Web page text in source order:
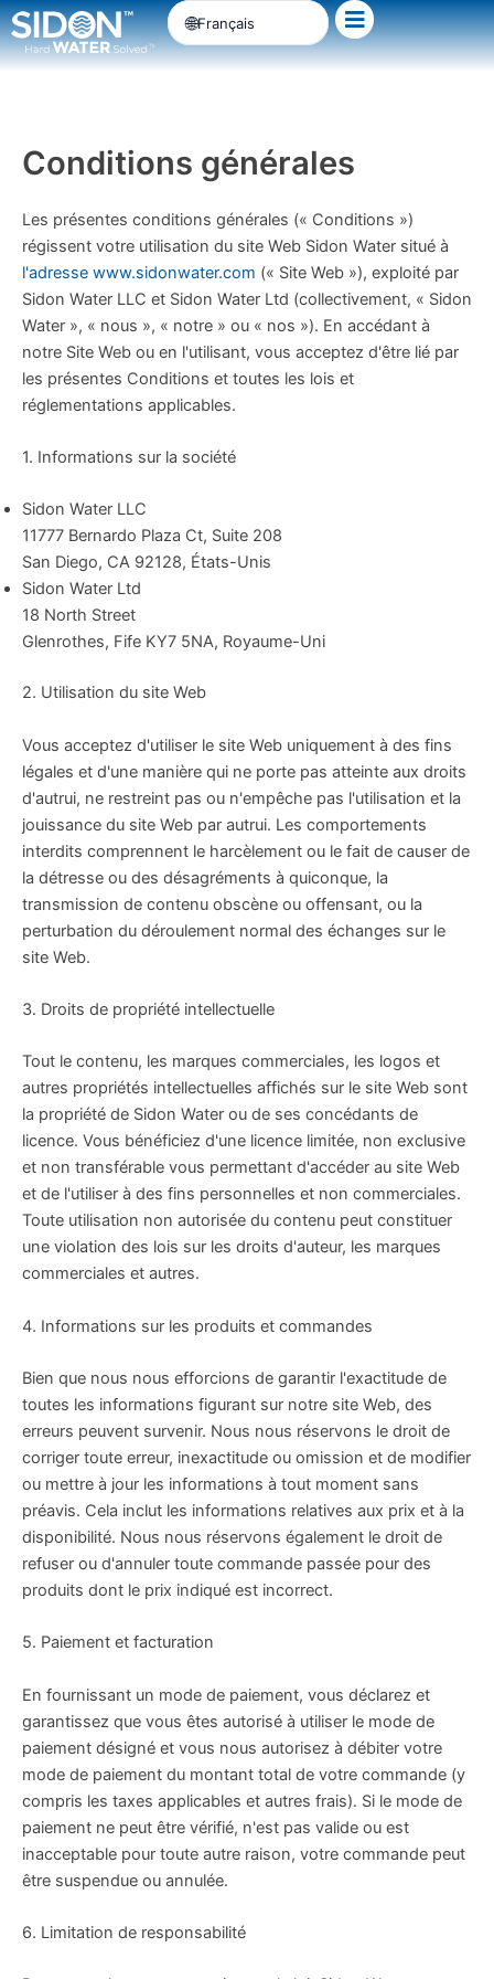
Passer
au
contenu
Français
Conditions générales
Les présentes conditions générales (« Conditions »)
régissent votre utilisation du site Web Sidon Water situé à
l'adresse www.sidonwater.com (« Site Web »), exploité par
Sidon Water LLC et Sidon Water Ltd (collectivement, « Sidon
Water », « nous », « notre » ou « nos »). En accédant à
notre Site Web ou en l'utilisant, vous acceptez d'être lié par
les présentes Conditions et toutes les lois et
réglementations applicables.
1. Informations sur la société
Sidon Water LLC
11777 Bernardo Plaza Ct, Suite 208
San Diego, CA 92128, États-Unis
Sidon Water Ltd
18 North Street
Glenrothes, Fife KY7 5NA, Royaume-Uni
2. Utilisation du site Web
Vous acceptez d'utiliser le site Web uniquement à des fins
légales et d'une manière qui ne porte pas atteinte aux droits
d'autrui, ne restreint pas ou n'empêche pas l'utilisation et la
jouissance du site Web par autrui. Les comportements
interdits comprennent le harcèlement ou le fait de causer de
la détresse ou des désagréments à quiconque, la
transmission de contenu obscène ou offensant, ou la
perturbation du déroulement normal des échanges sur le
site Web.
3. Droits de propriété intellectuelle
Tout le contenu, les marques commerciales, les logos et
autres propriétés intellectuelles affichés sur le site Web sont
la propriété de Sidon Water ou de ses concédants de
licence. Vous bénéficiez d'une licence limitée, non exclusive
et non transférable vous permettant d'accéder au site Web
et de l'utiliser à des fins personnelles et non commerciales.
Toute utilisation non autorisée du contenu peut constituer
une violation des lois sur les droits d'auteur, les marques
commerciales et autres.
4. Informations sur les produits et commandes
Bien que nous nous efforcions de garantir l'exactitude de
toutes les informations figurant sur notre site Web, des
erreurs peuvent survenir. Nous nous réservons le droit de
corriger toute erreur, inexactitude ou omission et de modifier
ou mettre à jour les informations à tout moment sans
préavis. Cela inclut les informations relatives aux prix et à la
disponibilité. Nous nous réservons également le droit de
refuser ou d'annuler toute commande passée pour des
produits dont le prix indiqué est incorrect.
5. Paiement et facturation
En fournissant un mode de paiement, vous déclarez et
garantissez que vous êtes autorisé à utiliser le mode de
paiement désigné et vous nous autorisez à débiter votre
mode de paiement du montant total de votre commande (y
compris les taxes applicables et autres frais). Si le mode de
paiement ne peut être vérifié, n'est pas valide ou est
inacceptable pour toute autre raison, votre commande peut
être suspendue ou annulée.
6. Limitation de responsabilité